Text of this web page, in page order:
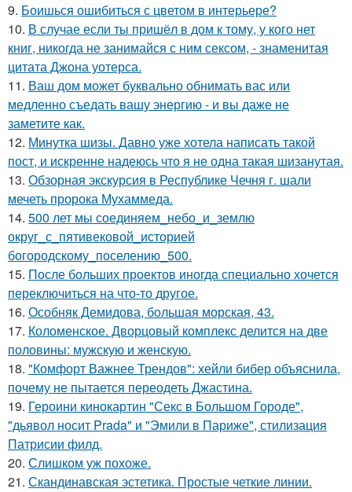
9. Боишься ошибиться с цветом в интерьере?
10. В случае если ты пришёл в дом к тому, у кого нет
книг, никогда не занимайся с ним сексом, - знаменитая
цитата Джона уотерса.
11. Ваш дом может буквально обнимать вас или
медленно съедать вашу энергию - и вы даже не
заметите как.
12. Минутка шизы. Давно уже хотела написать такой
пост, и искренне надеюсь что я не одна такая шизанутая.
13. Обзорная экскурсия в Республике Чечня г. шали
мечеть пророка Мухаммеда.
14. 500 лет мы соединяем_небо_и_землю
округ_с_пятивековой_историей
богородскому_поселению_500.
15. После больших проектов иногда специально хочется
переключиться на что-то другое.
16. Особняк Демидова, большая морская, 43.
17. Коломенское. Дворцовый комплекс делится на две
половины: мужскую и женскую.
18. "Комфорт Важнее Трендов": хейли бибер объяснила,
почему не пытается переодеть Джастина.
19. Героини кинокартин "Секс в Большом Городе",
"дьявол носит Prada" и "Эмили в Париже", стилизация
Патрисии филд.
20. Слишком уж похоже.
21. Скандинавская эстетика. Простые четкие линии.